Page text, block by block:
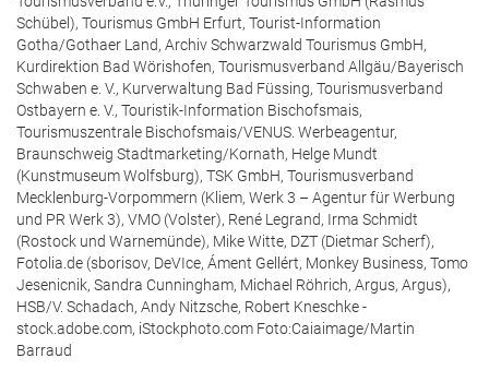
Schübel), Tourismus GmbH Erfurt, Tourist-Information
Gotha/Gothaer Land, Archiv Schwarzwald Tourismus GmbH,
Kurdirektion Bad Wörishofen, Tourismusverband Allgäu/Bayerisch
Schwaben e. V., Kurverwaltung Bad Füssing, Tourismusverband
Ostbayern e. V., Touristik-Information Bischofsmais,
Tourismuszentrale Bischofsmais/VENUS. Werbeagentur,
Braunschweig Stadtmarketing/Kornath, Helge Mundt
(Kunstmuseum Wolfsburg), TSK GmbH, Tourismusverband
Mecklenburg-Vorpommern (Kliem, Werk 3 – Agentur für Werbung
und PR Werk 3), VMO (Volster), René Legrand, Irma Schmidt
(Rostock und Warnemünde), Mike Witte, DZT (Dietmar Scherf),
Fotolia.de (sborisov, DeVIce, Áment Gellért, Monkey Business, Tomo
Jesenicnik, Sandra Cunningham, Michael Röhrich, Argus, Argus),
HSB/V. Schadach, Andy Nitzsche, Robert Kneschke -
stock.adobe.com, iStockphoto.com Foto:Caiaimage/Martin
Barraud